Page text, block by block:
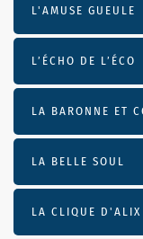
L'AMUSE GUEULE
L’ÉCHO DE L’ÉCO
LA BARONNE ET
LA BELLE SOUL
LA CLIQUE D'ALIX